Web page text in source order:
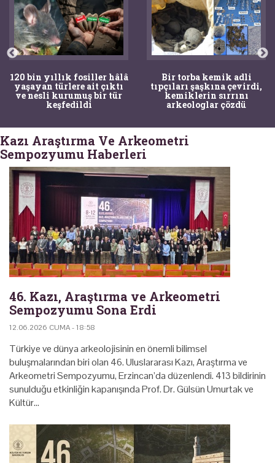
120 bin yıllık fosiller hâlâ
yaşayan türlere ait çıktı
ve nesli kurumuş bir tür
keşfedildi
Bir torba kemik adli
tıpçıları şaşkına çevirdi,
kemiklerin sırrını
arkeologlar çözdü
Kazı Araştırma Ve Arkeometri
Sempozyumu Haberleri
46. Kazı, Araştırma ve Arkeometri
Sempozyumu Sona Erdi
12.06.2026 CUMA - 18:58
Türkiye ve dünya arkeolojisinin en önemli bilimsel
buluşmalarından biri olan 46. Uluslararası Kazı, Araştırma ve
Arkeometri Sempozyumu, Erzincan’da düzenlendi. 413 bildirinin
sunulduğu etkinliğin kapanışında Prof. Dr. Gülsün Umurtak ve
Kültür…